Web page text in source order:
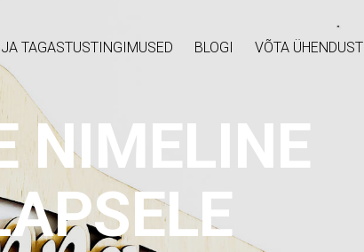
TAGASTUSTINGIMUSED BLOGI VÕTA ÜHENDUST
NIMELINE